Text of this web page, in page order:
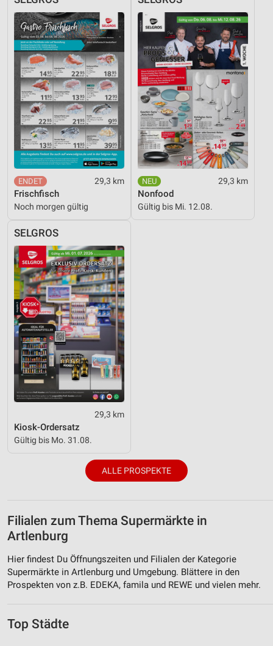
29,3 km
Frischfisch
Noch morgen gültig
29,3 km
Nonfood
Gültig bis Mi. 12.08.
SELGROS
29,3 km
Kiosk-Ordersatz
Gültig bis Mo. 31.08.
ALLE PROSPEKTE
Filialen zum Thema Supermärkte in
Artlenburg
Hier findest Du Öffnungszeiten und Filialen der Kategorie
Supermärkte in Artlenburg und Umgebung. Blättere in den
Prospekten von z.B. EDEKA, famila und REWE und vielen mehr.
Top Städte